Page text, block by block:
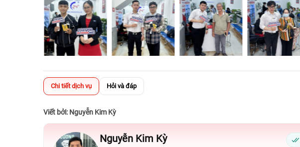
Chi tiết dịch vụ Hỏi và đáp
Viết bởi: Nguyễn Kim Kỳ
Nguyễn Kim Kỳ